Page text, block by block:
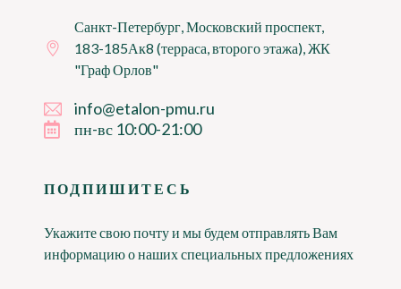
Санкт-Петербург, Московский проспект,
183-185Ак8 (терраса, второго этажа), ЖК
"Граф Орлов"
info@etalon-pmu.ru
пн-вс 10:00-21:00
ПОДПИШИТЕСЬ
Укажите свою почту и мы будем отправлять Вам
информацию о наших специальных предложениях